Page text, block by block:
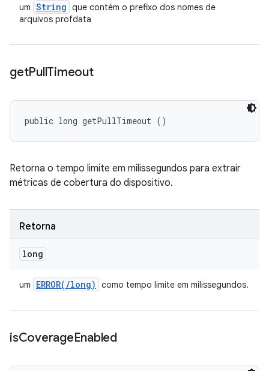
um String que contém o prefixo dos nomes de
arquivos profdata
getPullTimeout
public long getPullTimeout ()
Retorna o tempo limite em milissegundos para extrair
métricas de cobertura do dispositivo.
Retorna
long
um ERROR( /long) como tempo limite em milissegundos.
isCoverageEnabled